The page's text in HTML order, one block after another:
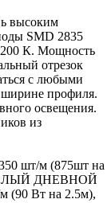
высоким
SMD 2835
К. Мощность
отрезок
с любыми
профиля.
освещения.
из
шт/м (875шт на
БЕЛЫЙ ДНЕВНОЙ
(90 Вт на 2.5м),